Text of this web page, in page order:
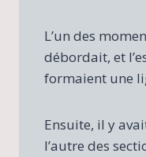
L’un des
débordait, et
formaient une
Ensuite, il y
l’autre des